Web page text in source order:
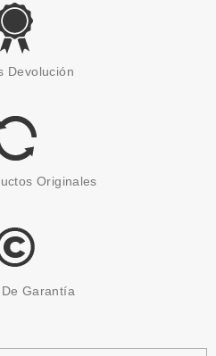
PERMA
CYCLE VITAL
5.95€
Devolución
Originales
Garantía